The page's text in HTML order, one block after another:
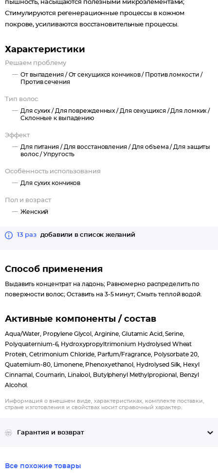
пышность, насыщаются полезными микроэлементами;
Стимулируются регенерационные процессы в кожном
покрове, усиливаются восстановительные процессы.
Характеристики
Решаем проблему
От выпадения /От секущихся кончиков / Против ломкости /
Против сечения
Тип волос
Для сухих / Для поврежденных / Для секущихся /Для ломких /
Склонные к выпадению
Эффект
Для питания / Для восстановления / Для объема / Для защиты
волос /Упругость
Особенность использования
Для сухих кончиков
Пол и возраст
Женский
13 раз добавили в список желаний
Способ применения
Выдавить концентрат на ладонь; Равномерно распределить по
поверхности волос; Оставить на 3-5 минут; Смыть теплой водой.
Активные компоненты / состав
Aqua/Water, Propylene Glycol, Arginine, Glutamic Acid, Serine,
Polyquaternium-6, Hydroxypropyltrimonium Hydrolysed Wheat
Protein, Cetrimonium Chloride, Parfum/Fragrance, Polysorbate 20,
Quaternium-80, Limonene, Phenoxyethanol, Hydrolysed Silk, Hexyl
Cinnamal, Coumarin, Linalool, Butylphenyl Methylpropional, Benzyl
Alcohol.
Информация о внешнем виде, характеристиках, комплекте поставки,
стране изготовления и свойствах носит справочный характер.
Гарантия и возврат
Все похожие товары